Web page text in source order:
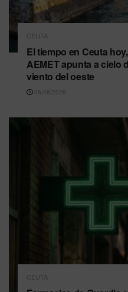
CEUTA
El tiempo en Ceuta
AEMET apunta a cielo
viento del oeste
06/08/2026
CEUTA